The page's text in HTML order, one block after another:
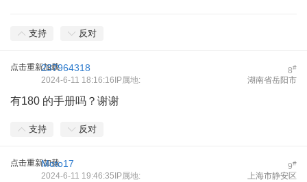
支持 反对
点击重新加载 8#
237964318
2024-6-11 18:16:16IP属地: 湖南省岳阳市
有180 的手册吗？谢谢
支持 反对
点击重新加载 9#
Moto17
2024-6-11 19:46:35IP属地: 上海市静安区